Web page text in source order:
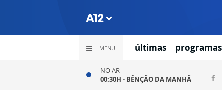
MENU últimas programas
NO AR
00:30H - BÊNÇÃO DA MANHÃ